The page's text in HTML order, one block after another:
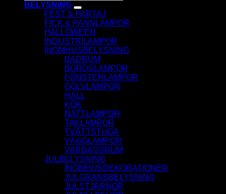
BELYSNING
FEST & PARTAJ
FICK & PANNLAMPOR
HALLOWEEN
INDUSTRILAMPOR
INOMHUSBELYSNING
BADRUM
BORDSLAMPOR
FÖNSTERLAMPOR
GOLVLAMPOR
HALL
KÖK
NATTLAMPOR
TAKLAMPOR
TVÄTTSTUGA
VÄGGLAMPOR
VARDAGSRUM
JULBELYSNING
INOMHUSDEKORATIONER
JULGRANSBELYSNING
JULSTJÄRNOR